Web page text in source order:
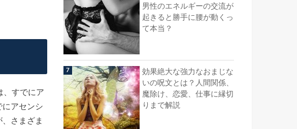
、すでにア
アセンシ
さまざま
男性のエネルギーの交流が
起きると勝手に腰が動くっ
て本当？
効果絶大な強力なおまじな
いの呪文とは？人間関係、
魔除け、恋愛、仕事に縁切
りまで解説